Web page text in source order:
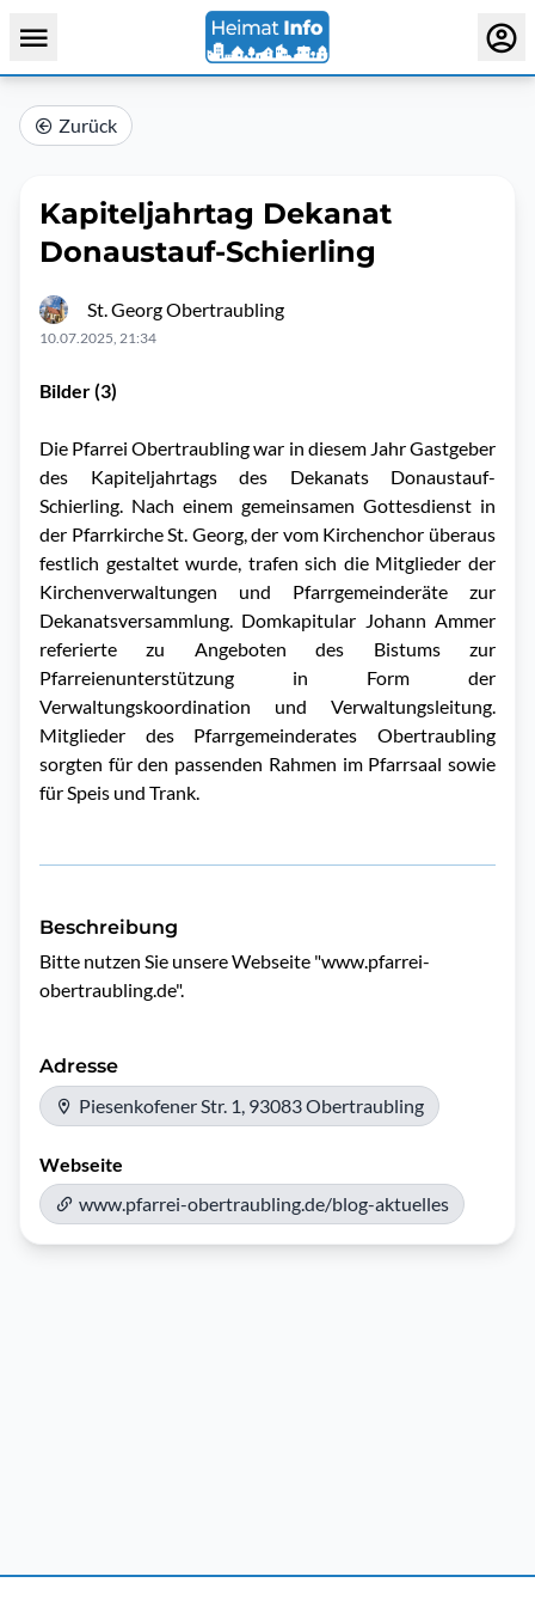
Zurück
Kapiteljahrtag Dekanat
Donaustauf-Schierling
St. Georg Obertraubling
10.07.2025, 21:34
Bilder (3)
Die Pfarrei Obertraubling war in diesem Jahr Gastgeber
des Kapiteljahrtags des Dekanats Donaustauf-
Schierling. Nach einem gemeinsamen Gottesdienst in
der Pfarrkirche St. Georg, der vom Kirchenchor überaus
festlich gestaltet wurde, trafen sich die Mitglieder der
Kirchenverwaltungen und Pfarrgemeinderäte zur
Dekanatsversammlung. Domkapitular Johann Ammer
referierte zu Angeboten des Bistums zur
Pfarreienunterstützung in Form der
Verwaltungskoordination und Verwaltungsleitung.
Mitglieder des Pfarrgemeinderates Obertraubling
sorgten für den passenden Rahmen im Pfarrsaal sowie
für Speis und Trank.
Beschreibung
Bitte nutzen Sie unsere Webseite "www.pfarrei-
obertraubling.de".
Adresse
Piesenkofener Str. 1, 93083 Obertraubling
Webseite
www.pfarrei-obertraubling.de/blog-aktuelles